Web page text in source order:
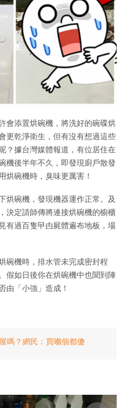
會添置烘碗機，將洗好的碗碟烘
更乾淨衛生，但有沒有想過這些
？據台灣媒體報道，有位居住在
機後半年不久，即發現廚戶散發
烘碗機時，臭味更厲害！
烘碗機，發現機器運作正常。及
決定請師傳將連接烘碗機的櫥櫃
有過百隻曱甴屍體遍布地板，場
碗機時，排水管未完成密封程
假如日後你在烘碗機中也聞到陣
由「小強」造成！
嗎？網民：買嗰個都傻